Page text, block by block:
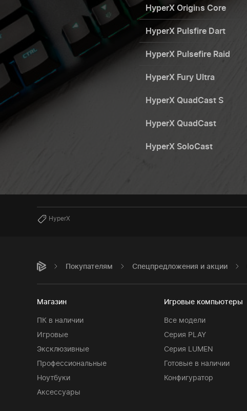
HyperX Origins Core
HyperX Pulsfire Dart
HyperX Pulsefire Raid
HyperX Fury Ultra
HyperX QuadCast S
HyperX QuadCast
HyperX SoloCast
HyperX
Покупателям Спецпредложения и акции
Магазин
ПК в наличии
Игровые
Эксклюзивные
Профессиональные
Ноутбуки
Аксессуары
Игровые компьютеры
Все модели
Серия PLAY
Серия LUMEN
Готовые в наличии
Конфигуратор